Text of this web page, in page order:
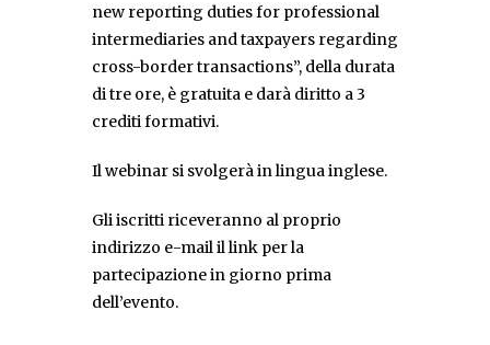
new reporting duties for professional
intermediaries and taxpayers regarding
cross-border transactions”, della durata
di tre ore, è gratuita e darà diritto a 3
crediti formativi.
Il webinar si svolgerà in lingua inglese.
Gli iscritti riceveranno al proprio
indirizzo e-mail il link per la
partecipazione in giorno prima
dell’evento.